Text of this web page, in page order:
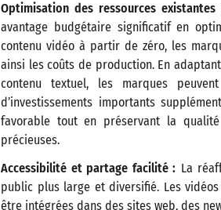
Optimisation des ressources existantes
avantage budgétaire significatif en
contenu vidéo à partir de zéro, les
ainsi les coûts de production. En
contenu textuel, les marques
d’investissements importants
favorable tout en préservant la
précieuses.
Accessibilité et partage facilité : La
public plus large et diversifié. Les
être intégrées dans des sites web, des